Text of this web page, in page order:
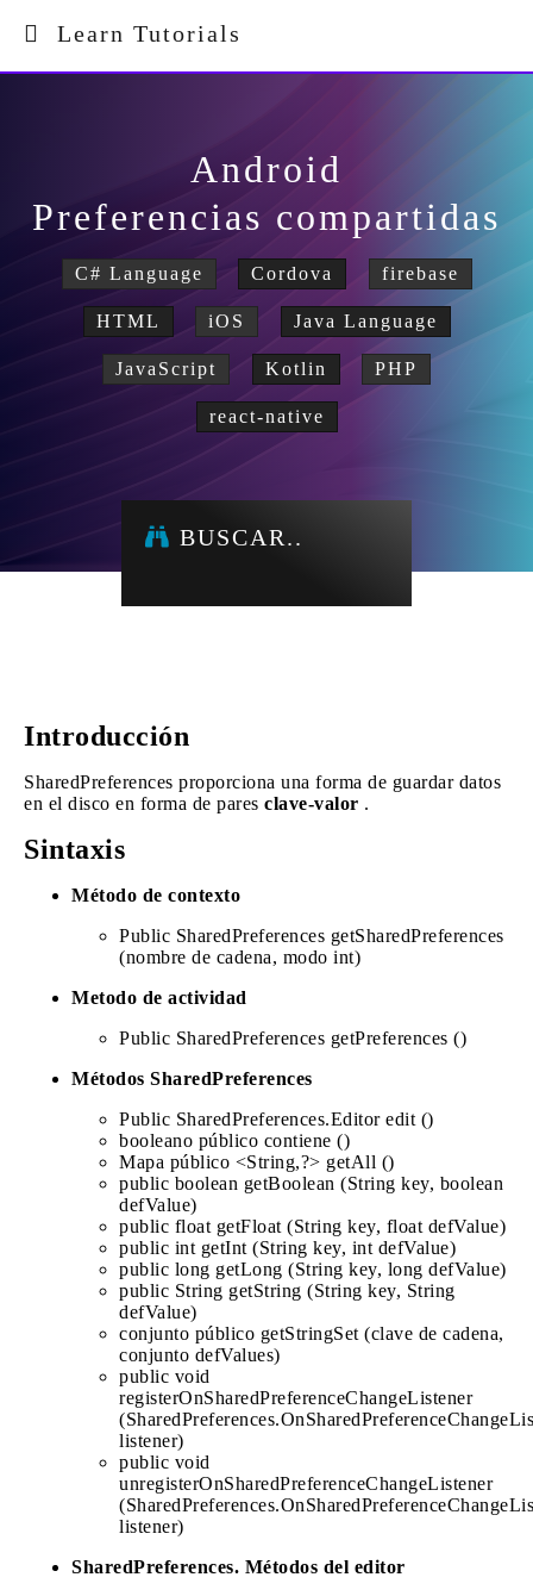
Learn Tutorials
Android
Preferencias compartidas
C# Language Cordova firebase
HTML iOS Java Language
JavaScript Kotlin PHP
react-native
BUSCAR..
Introducción
SharedPreferences proporciona una forma de guardar datos
en el disco en forma de pares clave-valor .
Sintaxis
Método de contexto
Public SharedPreferences getSharedPreferences
(nombre de cadena, modo int)
Metodo de actividad
Public SharedPreferences getPreferences ()
Métodos SharedPreferences
Public SharedPreferences.Editor edit ()
booleano público contiene ()
Mapa público <String,?> getAll ()
public boolean getBoolean (String key, boolean
defValue)
public float getFloat (String key, float defValue)
public int getInt (String key, int defValue)
public long getLong (String key, long defValue)
public String getString (String key, String
defValue)
conjunto público getStringSet (clave de cadena,
conjunto defValues)
public void
registerOnSharedPreferenceChangeListener
listener)
public void
unregisterOnSharedPreferenceChangeListener
listener)
SharedPreferences. Métodos del editor